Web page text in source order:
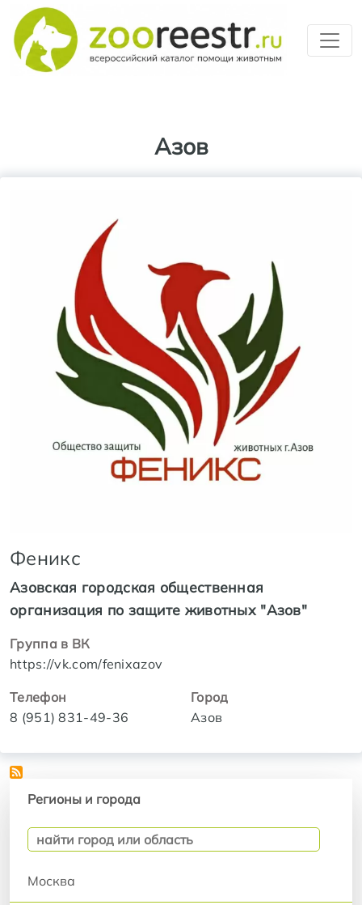
Азов
Феникс
Азовская городская общественная
организация по защите животных "Азов"
Группа в ВК
https://vk.com/fenixazov
Телефон
8 (951) 831-49-36
Город
Азов
Регионы и города
Москва